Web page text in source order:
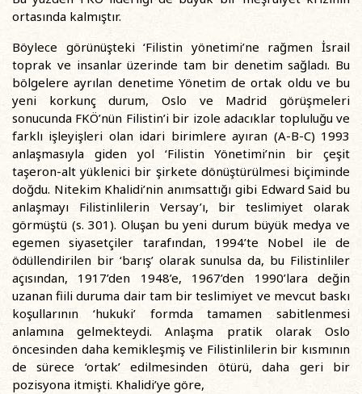
ortasında kalmıştır.
Böylece görünüşteki ‘Filistin yönetimi’ne rağmen İsrail
toprak ve insanlar üzerinde tam bir denetim sağladı. Bu
bölgelere ayrılan denetime Yönetim de ortak oldu ve bu
yeni korkunç durum, Oslo ve Madrid görüşmeleri
sonucunda FKÖ’nün Filistin’i bir izole adacıklar topluluğu ve
farklı işleyişleri olan idari birimlere ayıran (A-B-C) 1993
anlaşmasıyla giden yol ‘Filistin Yönetimi’nin bir çeşit
taşeron-alt yüklenici bir şirkete dönüştürülmesi biçiminde
doğdu. Nitekim Khalidi’nin anımsattığı gibi Edward Said bu
anlaşmayı Filistinlilerin Versay’ı, bir teslimiyet olarak
görmüştü (s. 301). Oluşan bu yeni durum büyük medya ve
egemen siyasetçiler tarafından, 1994’te Nobel ile de
ödüllendirilen bir ‘barış’ olarak sunulsa da, bu Filistinliler
açısından, 1917’den 1948’e, 1967’den 1990’lara değin
uzanan fiili duruma dair tam bir teslimiyet ve mevcut baskı
koşullarının ‘hukuki’ formda tamamen sabitlenmesi
anlamına gelmekteydi. Anlaşma pratik olarak Oslo
öncesinden daha kemikleşmiş ve Filistinlilerin bir kısmının
de sürece ‘ortak’ edilmesinden ötürü, daha geri bir
pozisyona itmişti. Khalidi’ye göre,